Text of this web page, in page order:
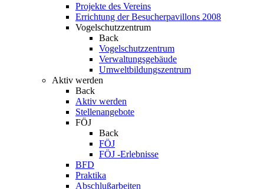
Projekte des Vereins
Errichtung der Besucherpavillons 2008
Vogelschutzzentrum
Back
Vogelschutzzentrum
Verwaltungsgebäude
Umweltbildungszentrum
Aktiv werden
Back
Aktiv werden
Stellenangebote
FÖJ
Back
FÖJ
FÖJ -Erlebnisse
BFD
Praktika
Abschlußarbeiten